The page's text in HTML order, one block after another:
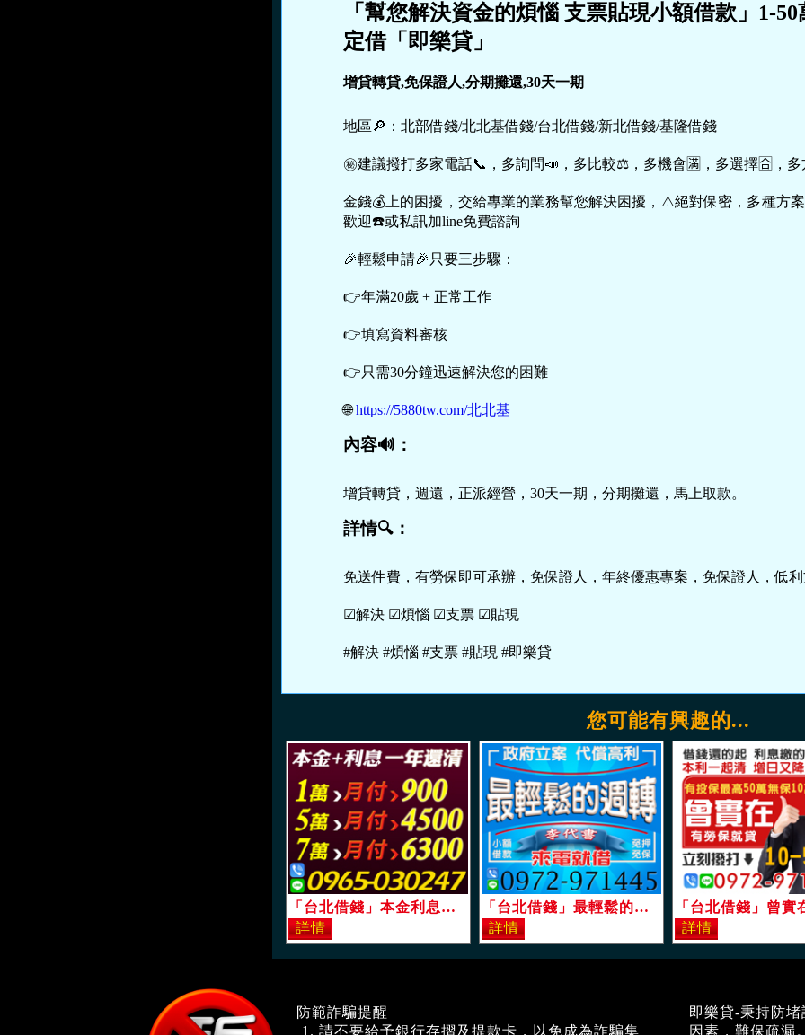
「幫您解決資金的煩惱 支票貼現小額借款」1-
定借「即樂貸」
增貸轉貸,免保證人,分期攤還,30天一期
地區🔎：北部借錢/北北基借錢/台北借錢/新北借錢/基隆借錢
㊙建議撥打多家電話📞，多詢問📣，多比較⚖，多機會🈵，多選擇🈴，多
金錢💰上的困擾，交給專業的業務幫您解決困擾，⚠️絕對保密，多種方
歡迎☎️或私訊加line免費諮詢
🎉輕鬆申請🎉只要三步驟：
👉年滿20歲 + 正常工作
👉填寫資料審核
👉只需30分鐘迅速解決您的困難
🌐https://5880tw.com/北北基
內容🔊：
增貸轉貸，週還，正派經營，30天一期，分期攤還，馬上取款。
詳情🔍：
免送件費，有勞保即可承辦，免保證人，年終優惠專案，免保證人，低
☑解決 ☑煩惱 ☑支票 ☑貼現
#解決 #煩惱 #支票 #貼現 #即樂貸
您可能有興趣的...
「台北借錢」本金利息，一年可還清，月付實拿免扣，7萬，月付6300「即樂貸」 「台北借錢」最輕鬆的週轉，小額借款，一定借，免押免保，可代償高利「即樂貸」
防範詐騙提醒
請不要給予銀行存摺及提款卡，以免成為詐騙集
即樂貸-秉持防
因素，難保疏漏